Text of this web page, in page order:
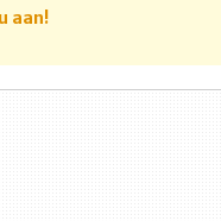
aan!